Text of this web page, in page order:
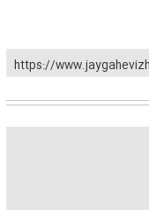
https://